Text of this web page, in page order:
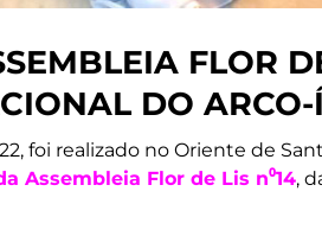
FLOR
DO
foi realizado no Oriente de
Assembleia Flor de Lis n⁰14,